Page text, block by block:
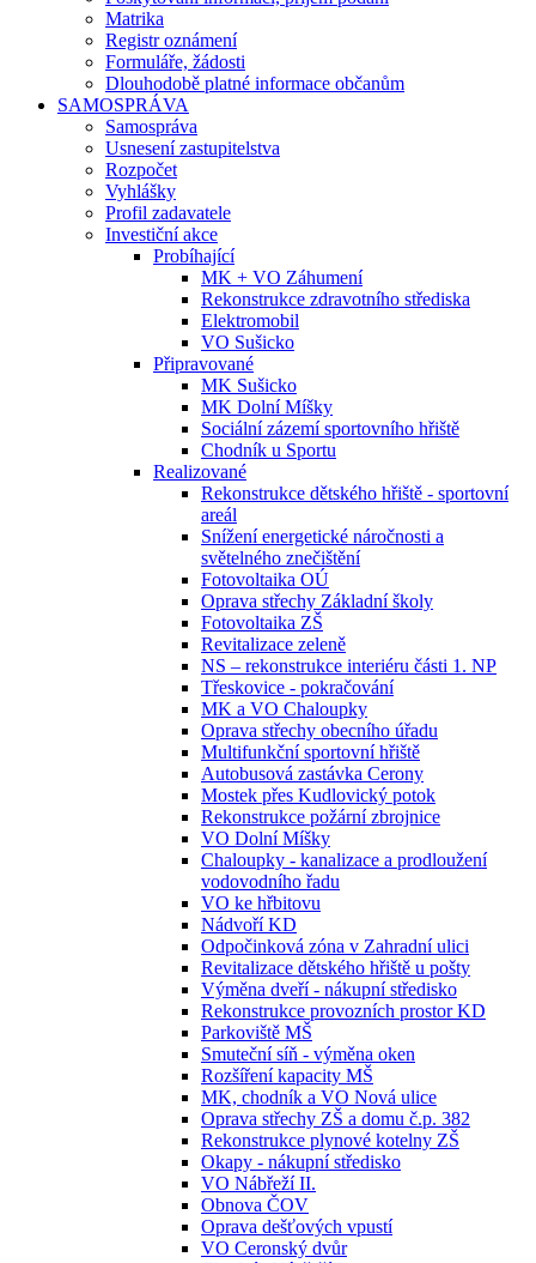
Matrika
Registr oznámení
Formuláře, žádosti
Dlouhodobě platné informace občanům
SAMOSPRÁVA
Samospráva
Usnesení zastupitelstva
Rozpočet
Vyhlášky
Profil zadavatele
Investiční akce
Probíhající
MK + VO Záhumení
Rekonstrukce zdravotního střediska
Elektromobil
VO Sušicko
Připravované
MK Sušicko
MK Dolní Míšky
Sociální zázemí sportovního hřiště
Chodník u Sportu
Realizované
Rekonstrukce dětského hřiště - sportovní
areál
Snížení energetické náročnosti a
světelného znečištění
Fotovoltaika OÚ
Oprava střechy Základní školy
Fotovoltaika ZŠ
Revitalizace zeleně
NS – rekonstrukce interiéru části 1. NP
Třeskovice - pokračování
MK a VO Chaloupky
Oprava střechy obecního úřadu
Multifunkční sportovní hřiště
Autobusová zastávka Cerony
Mostek přes Kudlovický potok
Rekonstrukce požární zbrojnice
VO Dolní Míšky
Chaloupky - kanalizace a prodloužení
vodovodního řadu
VO ke hřbitovu
Nádvoří KD
Odpočinková zóna v Zahradní ulici
Revitalizace dětského hřiště u pošty
Výměna dveří - nákupní středisko
Rekonstrukce provozních prostor KD
Parkoviště MŠ
Smuteční síň - výměna oken
Rozšíření kapacity MŠ
MK, chodník a VO Nová ulice
Oprava střechy ZŠ a domu č.p. 382
Rekonstrukce plynové kotelny ZŠ
Okapy - nákupní středisko
VO Nábřeží II.
Obnova ČOV
Oprava dešťových vpustí
VO Ceronský dvůr